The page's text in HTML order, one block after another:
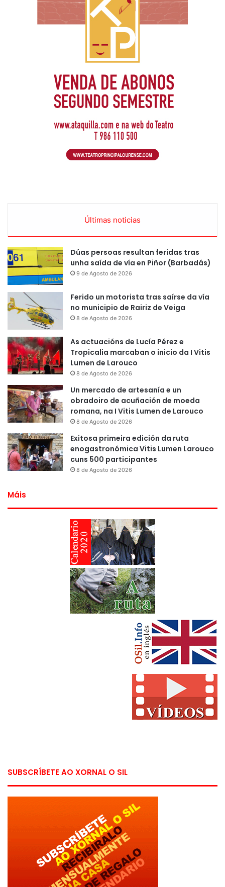
Últimas noticias
Dúas persoas resultan feridas tras
unha saída de vía en Piñor (Barbadás)
9 de Agosto de 2026
Ferido un motorista tras saírse da vía
no municipio de Rairiz de Veiga
8 de Agosto de 2026
As actuacións de Lucía Pérez e
Tropicalia marcaban o inicio da I Vitis
Lumen de Larouco
8 de Agosto de 2026
Un mercado de artesanía e un
obradoiro de acuñación de moeda
romana, na I Vitis Lumen de Larouco
8 de Agosto de 2026
Exitosa primeira edición da ruta
enogastronómica Vitis Lumen Larouco
cuns 500 participantes
8 de Agosto de 2026
Máis
SUBSCRÍBETE AO XORNAL O SIL